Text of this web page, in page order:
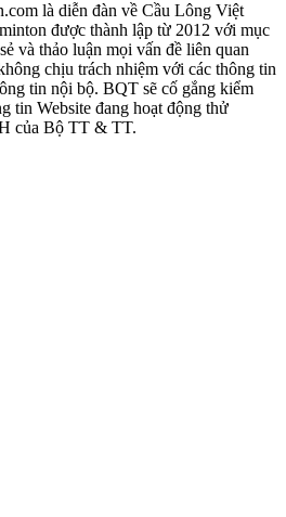
là diễn đàn về Cầu Lông Việt
được thành lập từ 2012 với mục
và thảo luận mọi vấn đề liên quan
chịu trách nhiệm với các thông tin
tin nội bộ. BQT sẽ cố gắng kiểm
tin Website đang hoạt động thử
của Bộ TT & TT.